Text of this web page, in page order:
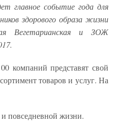
главное событие года для
здорового образа жизни
Вегетарианская и ЗОЖ
компаний представят свой
товаров и услуг. На
повседневной жизни.